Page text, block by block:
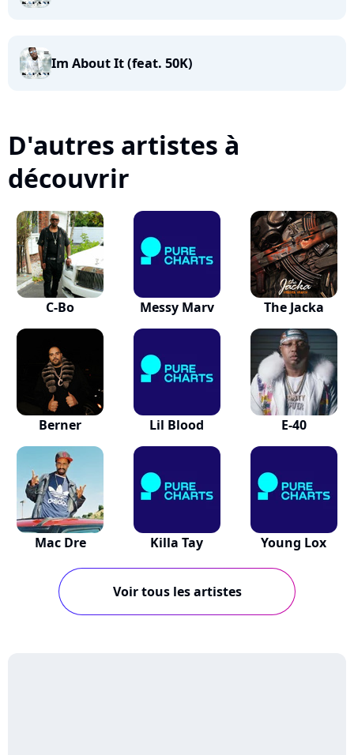
Im About It (feat. 50K)
D'autres artistes à
découvrir
C-Bo Messy Marv The Jacka
Berner Lil Blood E-40
Mac Dre Killa Tay Young Lox
Voir tous les artistes